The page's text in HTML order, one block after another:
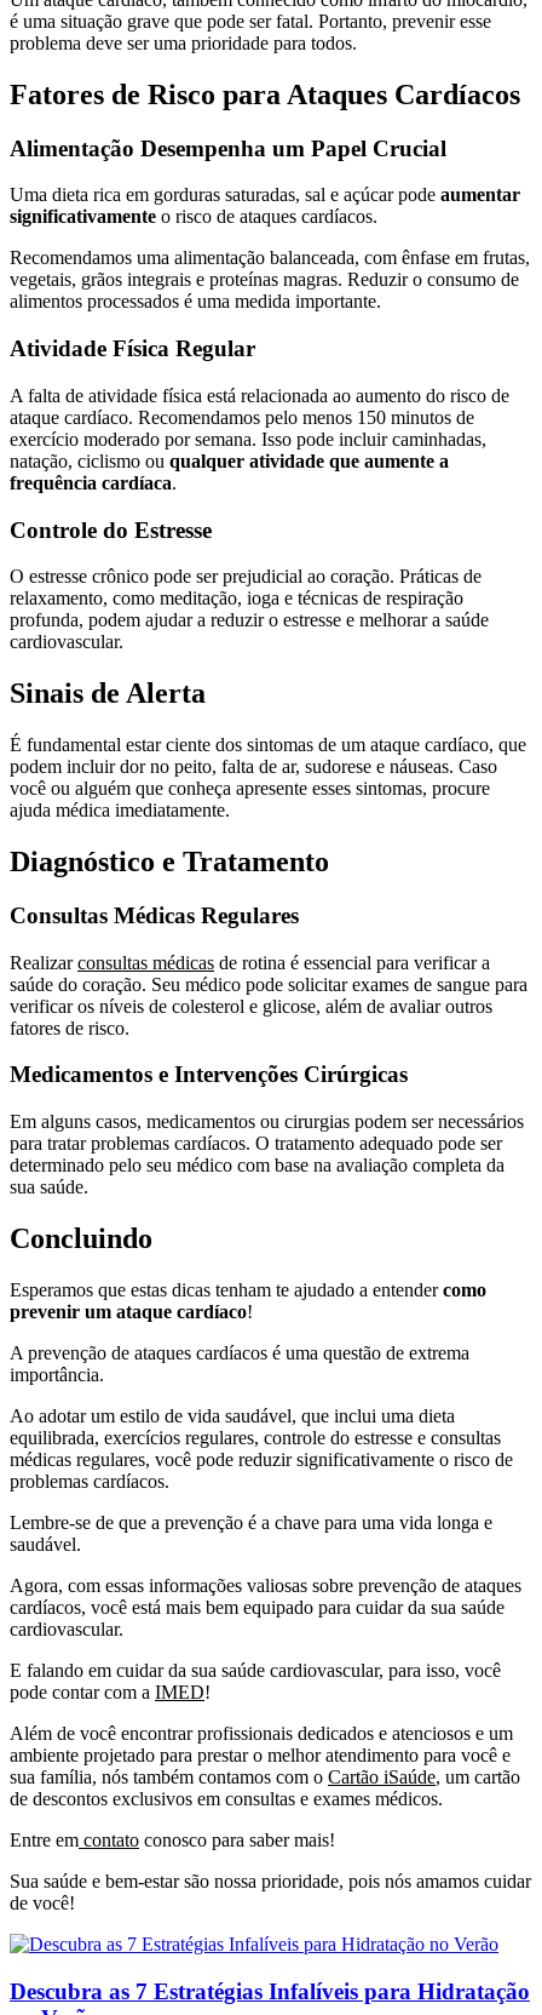
é uma situação grave que pode ser fatal. Portanto, prevenir esse
problema deve ser uma prioridade para todos.
Fatores de Risco para Ataques Cardíacos
Alimentação Desempenha um Papel Crucial
Uma dieta rica em gorduras saturadas, sal e açúcar pode aumentar
significativamente o risco de ataques cardíacos.
Recomendamos uma alimentação balanceada, com ênfase em frutas,
vegetais, grãos integrais e proteínas magras. Reduzir o consumo de
alimentos processados é uma medida importante.
Atividade Física Regular
A falta de atividade física está relacionada ao aumento do risco de
ataque cardíaco. Recomendamos pelo menos 150 minutos de
exercício moderado por semana. Isso pode incluir caminhadas,
natação, ciclismo ou qualquer atividade que aumente a
frequência cardíaca.
Controle do Estresse
O estresse crônico pode ser prejudicial ao coração. Práticas de
relaxamento, como meditação, ioga e técnicas de respiração
profunda, podem ajudar a reduzir o estresse e melhorar a saúde
cardiovascular.
Sinais de Alerta
É fundamental estar ciente dos sintomas de um ataque cardíaco, que
podem incluir dor no peito, falta de ar, sudorese e náuseas. Caso
você ou alguém que conheça apresente esses sintomas, procure
ajuda médica imediatamente.
Diagnóstico e Tratamento
Consultas Médicas Regulares
Realizarconsultas médicas de rotina é essencial para verificar a
saúde do coração. Seu médico pode solicitar exames de sangue para
verificar os níveis de colesterol e glicose, além de avaliar outros
fatores de risco.
Medicamentos e Intervenções Cirúrgicas
Em alguns casos, medicamentos ou cirurgias podem ser necessários
para tratar problemas cardíacos. O tratamento adequado pode ser
determinado pelo seu médico com base na avaliação completa da
sua saúde.
Concluindo
Esperamos que estas dicas tenham te ajudado a entendercomo
prevenir um ataque cardíaco!
A prevenção de ataques cardíacos é uma questão de extrema
importância.
Ao adotar um estilo de vida saudável, que inclui uma dieta
equilibrada, exercícios regulares, controle do estresse e consultas
médicas regulares, você pode reduzir significativamente o risco de
problemas cardíacos.
Lembre-se de que a prevenção é a chave para uma vida longa e
saudável.
Agora, com essas informações valiosas sobre prevenção de ataques
cardíacos, você está mais bem equipado para cuidar da sua saúde
cardiovascular.
E falando em cuidar da sua saúde cardiovascular, para isso, você
pode contar com a IMED!
Além de você encontrar profissionais dedicados e atenciosos e um
ambiente projetado para prestar o melhor atendimento para você e
sua família, nós também contamos com o Cartão iSaúde, um cartão
de descontos exclusivos em consultas e exames médicos.
Entre em contato conosco para saber mais!
Sua saúde e bem-estar são nossa prioridade, pois nós amamos cuidar
de você!
Descubra as 7 Estratégias Infalíveis para Hidratação